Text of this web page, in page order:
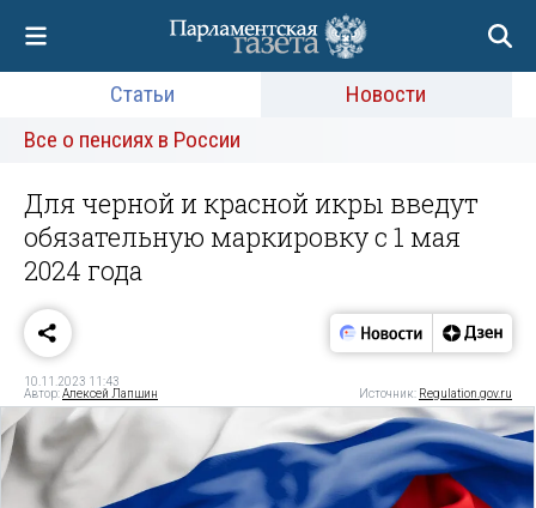
Статьи
Новости
Все о пенсиях в России
Для черной и красной икры введут
обязательную маркировку с 1 мая
2024 года
10.11.2023 11:43
Автор:Алексей Лапшин Источник: Regulation.gov.ru